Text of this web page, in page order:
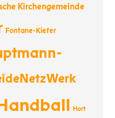
Kirchengemeinde
Fontane-Kiefer
Hort